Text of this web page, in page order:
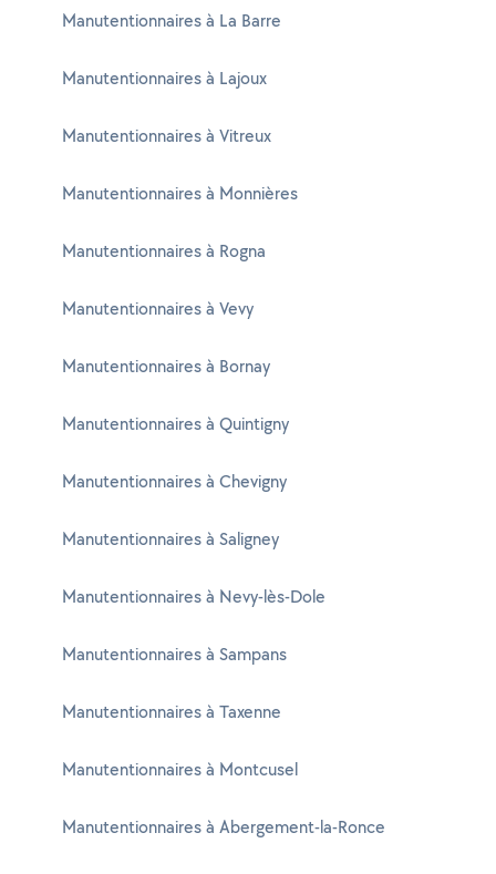
Manutentionnaires à La Barre
Manutentionnaires à Lajoux
Manutentionnaires à Vitreux
Manutentionnaires à Monnières
Manutentionnaires à Rogna
Manutentionnaires à Vevy
Manutentionnaires à Bornay
Manutentionnaires à Quintigny
Manutentionnaires à Chevigny
Manutentionnaires à Saligney
Manutentionnaires à Nevy-lès-Dole
Manutentionnaires à Sampans
Manutentionnaires à Taxenne
Manutentionnaires à Montcusel
Manutentionnaires à Abergement-la-Ronce